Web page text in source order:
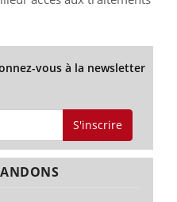
vous à la newsletter
S'inscrire